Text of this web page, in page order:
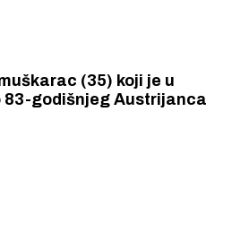
(35) koji je u
godišnjeg Austrijanca